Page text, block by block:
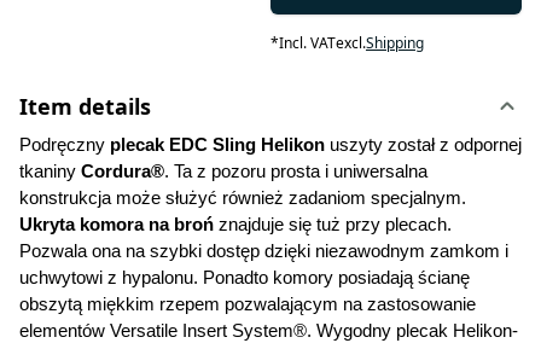
*Incl. VATexcl.Shipping
Item details
Podręczny plecak EDC Sling Helikon uszyty został z odpornej
tkaniny Cordura®. Ta z pozoru prosta i uniwersalna
konstrukcja może służyć również zadaniom specjalnym.
Ukryta komora na broń znajduje się tuż przy plecach.
Pozwala ona na szybki dostęp dzięki niezawodnym zamkom i
uchwytowi z hypalonu. Ponadto komory posiadają ścianę
obszytą miękkim rzepem pozwalającym na zastosowanie
elementów Versatile Insert System®. Wygodny plecak Helikon-